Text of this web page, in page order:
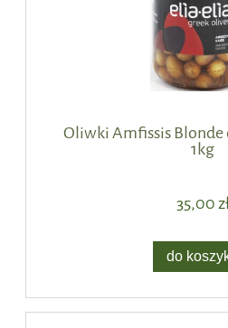
Oliwki Amfissis Blonde
1kg
35,00
do